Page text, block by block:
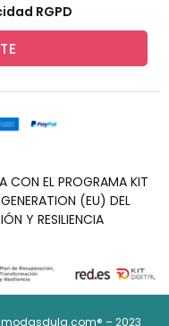
RGPD
CON EL PROGRAMA KIT
(EU) DEL
Y RESILIENCIA
– 2023